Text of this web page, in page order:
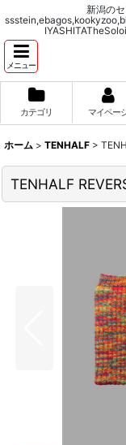
新潟の
メニュー
カテゴリ マイペー
ホーム > TENHALF >
TENHALF